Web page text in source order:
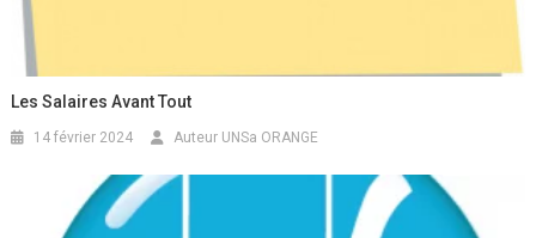
Les Salaires Avant Tout
14 février 2024 Auteur UNSa ORANGE